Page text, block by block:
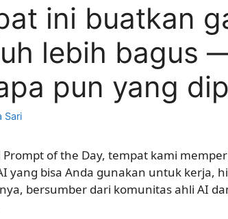
ini buatkan
lebih bagus
pun yang
Sari
Prompt of the Day, tempat kami
yang bisa Anda gunakan untuk kerja,
bersumber dari komunitas ahli AI